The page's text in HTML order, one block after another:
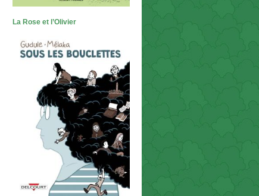
La Rose et l’Olivier